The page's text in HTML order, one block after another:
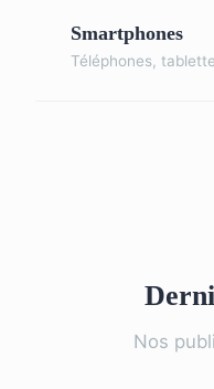
Smartphones
Téléphones,
Nos